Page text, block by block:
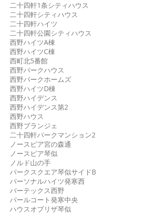
二十四軒1条シティハウス
二十四軒シティハウス
二十四軒ハイツ
二十四軒公園シティハウス
西野ハイツA棟
西野ハイツC棟
西町北5番館
西野パークハウス
西野パークホームズ
西野ハイツD棟
西野ハイデンス
西野ハイデンス第2
西野ハウス
西野ブランジェ
二十四軒パークマンション2
ノースピア宮の森通
ノースピア琴似
ノルド山の手
パークスクエア琴似サイドB
パーソナルハイツ発寒西
バーテックス西野
パールコート発寒中央
ハウスオブリザ琴似